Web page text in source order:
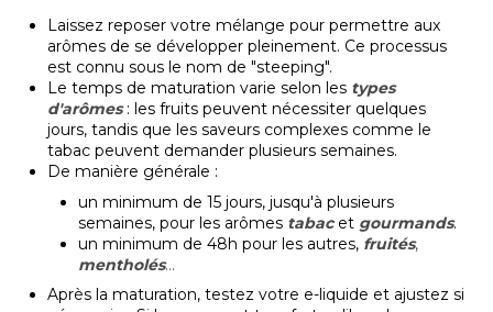
Laissez reposer votre mélange pour permettre aux
arômes de se développer pleinement. Ce processus
est connu sous le nom de "steeping".
Le temps de maturation varie selon les types
d'arômes: les fruits peuvent nécessiter quelques
jours, tandis que les saveurs complexes comme le
tabac peuvent demander plusieurs semaines.
De manière générale :
un minimum de 15 jours, jusqu'à plusieurs
semaines, pour les arômes tabacet gourmands.
un minimum de 48h pour les autres, fruités,
mentholés...
Après la maturation, testez votre e-liquide et ajustez si